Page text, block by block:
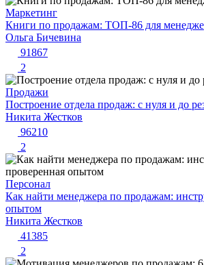
Маркетинг
Книги по продажам: ТОП-86 для
Ольга Бичевина
91867
2
Продажи
Построение отдела продаж: с нуля и до
Никита Жестков
96210
2
Персонал
Как найти менеджера по продажам:
опытом
Никита Жестков
41385
2